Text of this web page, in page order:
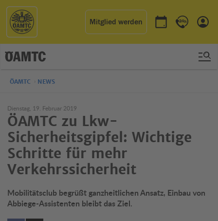
Mitglied werden
Termin buchen
Kontakt &
ÖAMTC NEWS
Dienstag, 19. Februar 2019
ÖAMTC zu Lkw-
Sicherheitsgipfel: Wichtige
Schritte für mehr
Verkehrssicherheit
Mobilitätsclub begrüßt ganzheitlichen Ansatz, Einbau von
Abbiege-Assistenten bleibt das Ziel.